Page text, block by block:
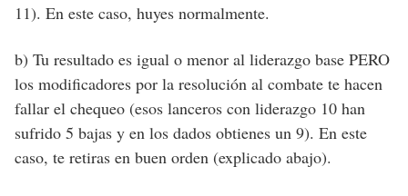
11). En este caso, huyes normalmente.
b) Tu resultado es igual o menor al liderazgo base PERO
los modificadores por la resolución al combate te hacen
fallar el chequeo (esos lanceros con liderazgo 10 han
sufrido 5 bajas y en los dados obtienes un 9). En este
caso, te retiras en buen orden (explicado abajo).